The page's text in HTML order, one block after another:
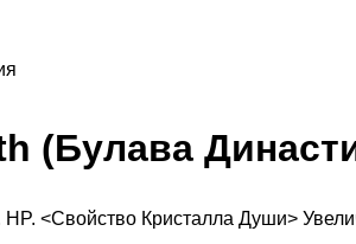
(Булава
HP. <Свойство Кристалла Души>